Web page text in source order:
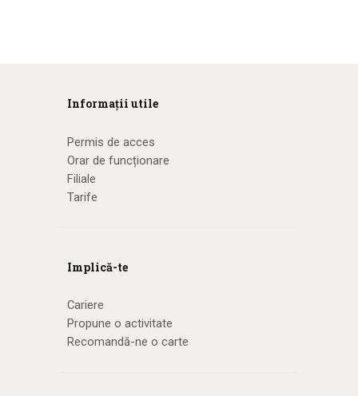
Informații utile
Permis de acces
Orar de funcționare
Filiale
Tarife
Implică-te
Cariere
Propune o activitate
Recomandă-ne o carte